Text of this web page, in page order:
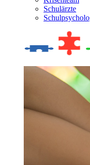
Schulärzte